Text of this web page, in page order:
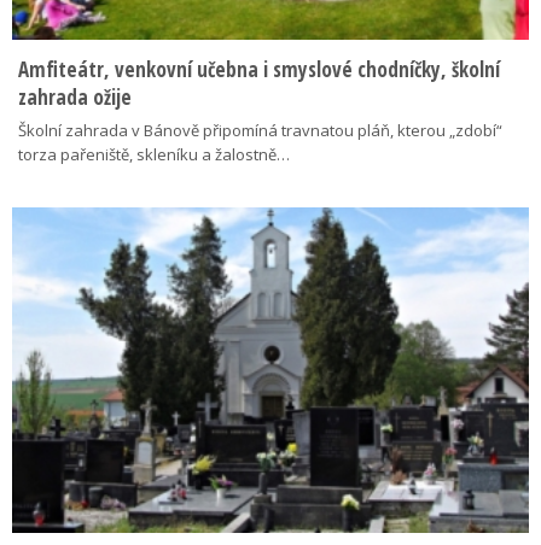
Amfiteátr, venkovní učebna i smyslové chodníčky, školní
zahrada ožije
Školní zahrada v Bánově připomíná travnatou pláň, kterou „zdobí“
torza pařeniště, skleníku a žalostně…